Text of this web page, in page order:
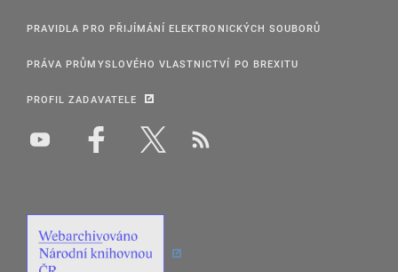
PRAVIDLA PRO PŘIJÍMÁNÍ ELEKTRONICKÝCH SOUBORŮ
PRÁVA PRŮMYSLOVÉHO VLASTNICTVÍ PO BREXITU
PROFIL ZADAVATELE